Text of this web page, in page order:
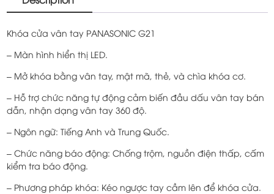
Khóa cửa vân tay PANASONIC G21
– Màn hình hiển thị LED.
– Mở khóa bằng vân tay, mật mã, thẻ, và chìa khóa cơ.
– Hỗ trợ chức năng tự động cảm biến đầu dấu vân tay bán
dẫn, nhận dạng vân tay 360 độ.
– Ngôn ngữ: Tiếng Anh và Trung Quốc.
– Chức năng báo động: Chống trộm, nguồn điện thấp, cấm
kiểm tra báo động.
– Phương pháp khóa: Kéo ngược tay cầm lên để khóa cửa.